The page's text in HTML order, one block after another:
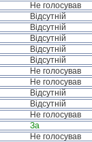
Не голосував
Відсутній
Відсутній
Відсутній
Відсутній
Відсутній
Не голосував
Не голосував
Відсутній
Відсутній
Не голосував
За
Не голосував